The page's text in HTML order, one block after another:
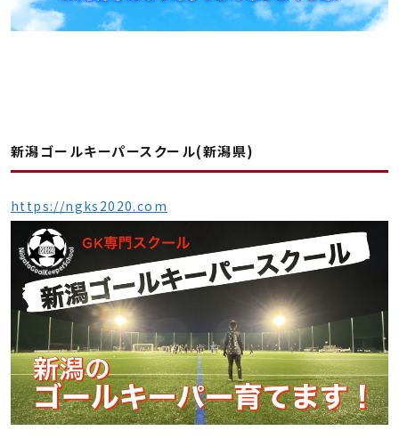
新潟ゴールキーパースクール(新潟県)
https://ngks2020.com